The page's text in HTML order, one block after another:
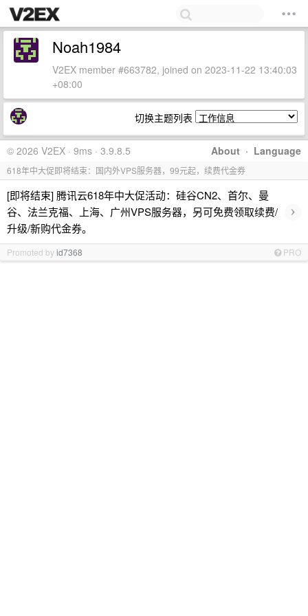
Noah1984
V2EX member #663782, joined on 2023-11-22 13:40:03
+08:00
切换主题列表
About · Language
© 2026 V2EX · 9ms · 3.9.8.5
618年中大促即将结束：国内外VPS服务器，99元起，续费代金券
[即将结束] 腾讯云618年中大促活动：硅谷CN2、首尔、曼
谷、法兰克福、上海、广州VPS服务器，另可免费领取续费/
升级/新购代金券。
›
Promoted byid7368 PRO